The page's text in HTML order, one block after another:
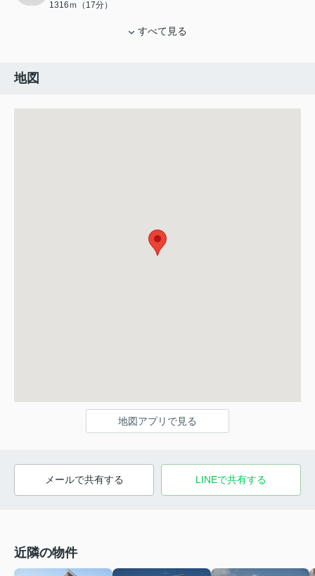
1316ｍ（17分）
すべて見る
地図
地図アプリで見る
メールで共有する LINEで共有する
近隣の物件